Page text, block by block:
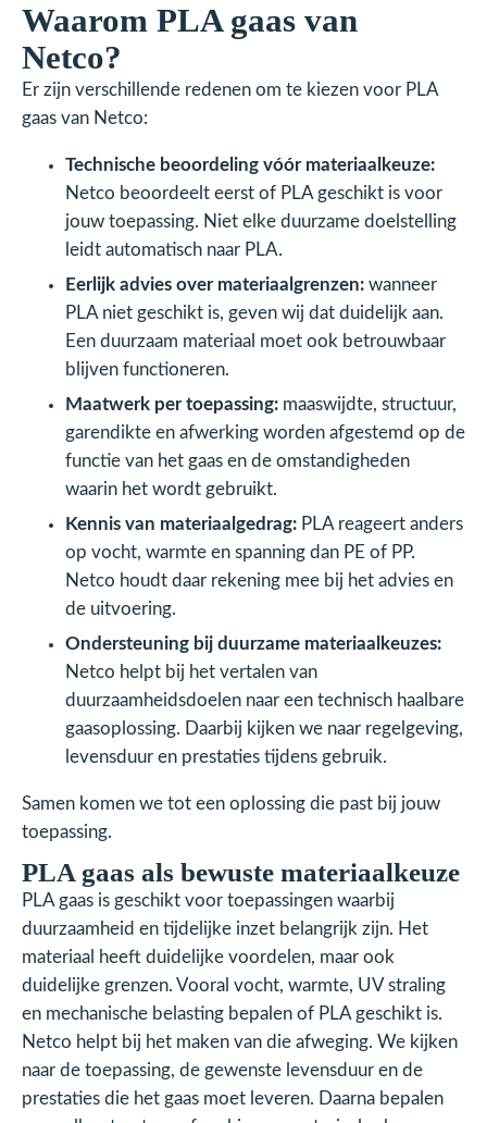
Waarom PLA gaas van
Netco?
Er zijn verschillende redenen om te kiezen voor PLA
gaas van Netco:
Technische beoordeling vóór materiaalkeuze:
Netco beoordeelt eerst of PLA geschikt is voor
jouw toepassing. Niet elke duurzame doelstelling
leidt automatisch naar PLA.
Eerlijk advies over materiaalgrenzen: wanneer
PLA niet geschikt is, geven wij dat duidelijk aan.
Een duurzaam materiaal moet ook betrouwbaar
blijven functioneren.
Maatwerk per toepassing: maaswijdte, structuur,
garendikte en afwerking worden afgestemd op de
functie van het gaas en de omstandigheden
waarin het wordt gebruikt.
Kennis van materiaalgedrag: PLA reageert anders
op vocht, warmte en spanning dan PE of PP.
Netco houdt daar rekening mee bij het advies en
de uitvoering.
Ondersteuning bij duurzame materiaalkeuzes:
Netco helpt bij het vertalen van
duurzaamheidsdoelen naar een technisch haalbare
gaasoplossing. Daarbij kijken we naar regelgeving,
levensduur en prestaties tijdens gebruik.
Samen komen we tot een oplossing die past bij jouw
toepassing.
PLA gaas als bewuste materiaalkeuze
PLA gaas is geschikt voor toepassingen waarbij
duurzaamheid en tijdelijke inzet belangrijk zijn. Het
materiaal heeft duidelijke voordelen, maar ook
duidelijke grenzen. Vooral vocht, warmte, UV straling
en mechanische belasting bepalen of PLA geschikt is.
Netco helpt bij het maken van die afweging. We kijken
naar de toepassing, de gewenste levensduur en de
prestaties die het gaas moet leveren. Daarna bepalen